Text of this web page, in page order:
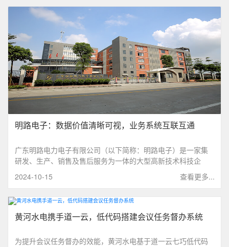
障，对我省加快推进新型工业化、高质量建设制造强省具有重
明路电子：数据价值清晰可视，业务系统互联互通
广东明路电力电子有限公司（以下简称：明路电子）是一家集
研发、生产、销售及售后服务为一体的大型高新技术科技企
业。公司占地面积20000㎡，建筑面积30000㎡，拥有30多年的
电容器制造经验，每年产能电容量1.2亿uF，专利数量高达127
电子元器件方面具有先进水平。
查看更多...
2024-10-15
黄河水电携手道一云，低代码搭建会议任务督办系统
为提升会议任务督办的效能，黄河水电基于道一云七巧低代码